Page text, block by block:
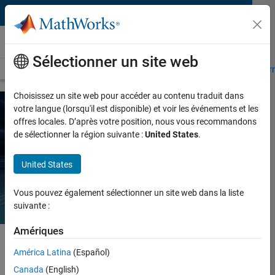
Passer au contenu
Automobile
Présentation Conduite autonome Véhicule défini par logiciel
MATLAB et Simulink pour
AUTOSAR
Sélectionner un site web
Choisissez un site web pour accéder au contenu traduit dans
votre langue (lorsqu'il est disponible) et voir les événements et les
offres locales. D’après votre position, nous vous recommandons
de sélectionner la région suivante :United States.
United States
Vous pouvez également sélectionner un site web dans la liste
suivante :
Amériques
América Latina (Español)
Canada (English)